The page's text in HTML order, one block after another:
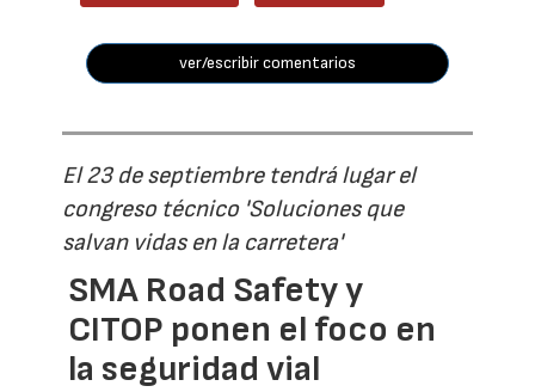
ver/escribir comentarios
El 23 de septiembre tendrá lugar el
congreso técnico 'Soluciones que
salvan vidas en la carretera'
SMA Road Safety y
CITOP ponen el foco en
la seguridad vial